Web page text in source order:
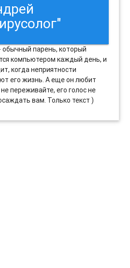
обычный парень, который
компьютером каждый день, и
когда неприятности
его жизнь. А еще он любит
переживайте, его голос не
вам. Только текст )